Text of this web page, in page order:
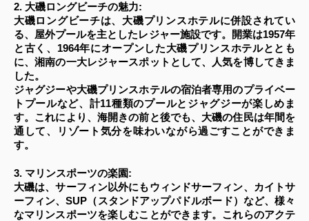
2. 大磯ロングビーチの魅力:
大磯ロングビーチは、大磯プリンスホテルに併設されてい
る、屋外プールを主としたレジャー施設です。開業は1957年
と古く、1964年にオープンした大磯プリンスホテルととも
に、湘南の一大レジャースポットとして、人気を博してきま
した。
ジャグジーや大磯プリンスホテルの宿泊者専用のプライベー
トプールなど、計11種類のプールとジャグジーが楽しめま
す。これにより、海開きの前と後でも、大磯の住民は年間を
通して、リゾート気分を味わいながら過ごすことができま
す。
3. マリンスポーツの楽園:
大磯は、サーフィン以外にもウィンドサーフィン、カイトサ
ーフィン、SUP（スタンドアップパドルボード）など、様々
なマリンスポーツを楽しむことができます。これらのアクテ